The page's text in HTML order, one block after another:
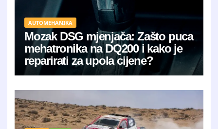
AUTOMEHANIKA
Mozak DSG mjenjača: Zašto puca
mehatronika na DQ200 i kako je
reparirati za upola cijene?